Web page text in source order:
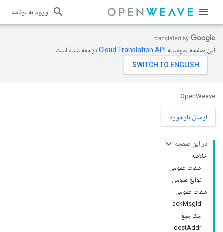
ورود به برنامه
این صفحه به‌وسیله ترجمه شده است.
OpenWeave
ارسال بازخورد
در این صفحه
خلاصه
صفات عمومی
توابع عمومی
صفات عمومی
ackMsgId
چک جمع
destAddr